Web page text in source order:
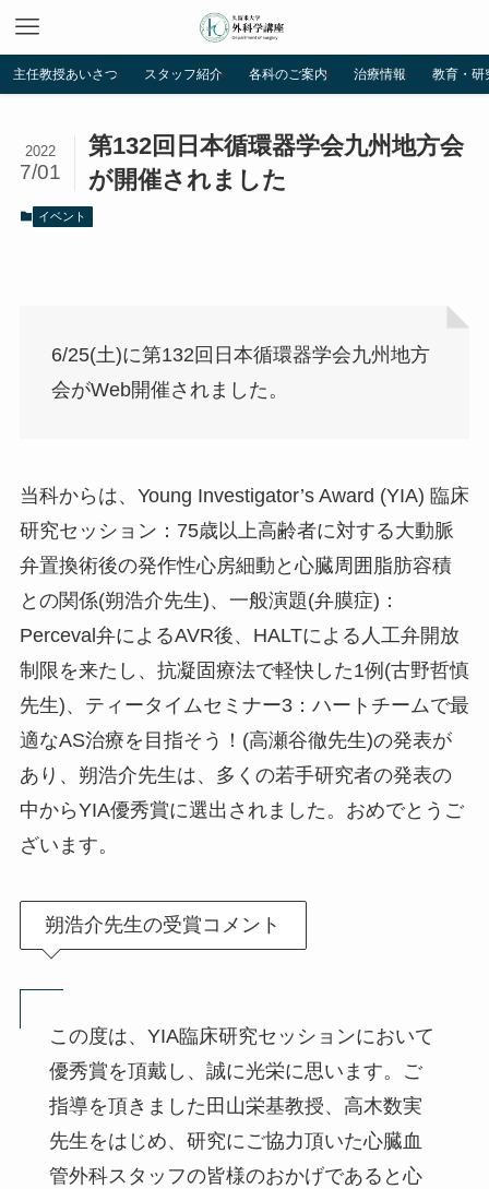
主任教授あいさつ スタッフ紹介 各科のご案内 治療情報 教育・研
第132回日本循環器学会九州地方会
が開催されました
2022
7/01
イベント
6/25(土)に第132回日本循環器学会九州地方
会がWeb開催されました。
当科からは、Young Investigator’s Award (YIA) 臨床
研究セッション：75歳以上高齢者に対する大動脈
弁置換術後の発作性心房細動と心臓周囲脂肪容積
との関係(朔浩介先生)、一般演題(弁膜症)：
Perceval弁によるAVR後、HALTによる人工弁開放
制限を来たし、抗凝固療法で軽快した1例(古野哲慎
先生)、ティータイムセミナー3：ハートチームで最
適なAS治療を目指そう！(高瀬谷徹先生)の発表が
あり、朔浩介先生は、多くの若手研究者の発表の
中からYIA優秀賞に選出されました。おめでとうご
ざいます。
朔浩介先生の受賞コメント
この度は、YIA臨床研究セッションにおいて
優秀賞を頂戴し、誠に光栄に思います。ご
指導を頂きました田山栄基教授、高木数実
先生をはじめ、研究にご協力頂いた心臓血
管外科スタッフの皆様のおかげであると心